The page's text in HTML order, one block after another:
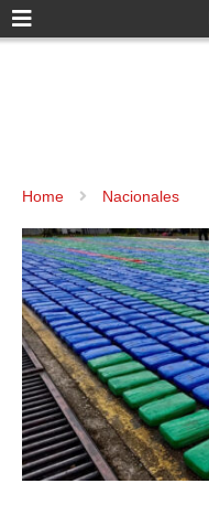
Home Nacionales